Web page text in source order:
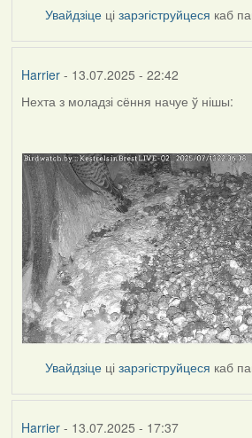
Увайдзіце цізарэгіструйцеся каб
Harrier- 13.07.2025 - 22:42
Нехта з моладзі сёння начуе ў нішы:
Увайдзіце цізарэгіструйцеся каб
Harrier- 13.07.2025 - 17:37